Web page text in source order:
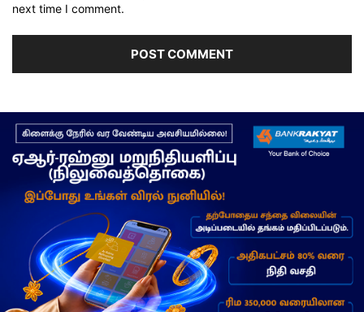
next time I comment.